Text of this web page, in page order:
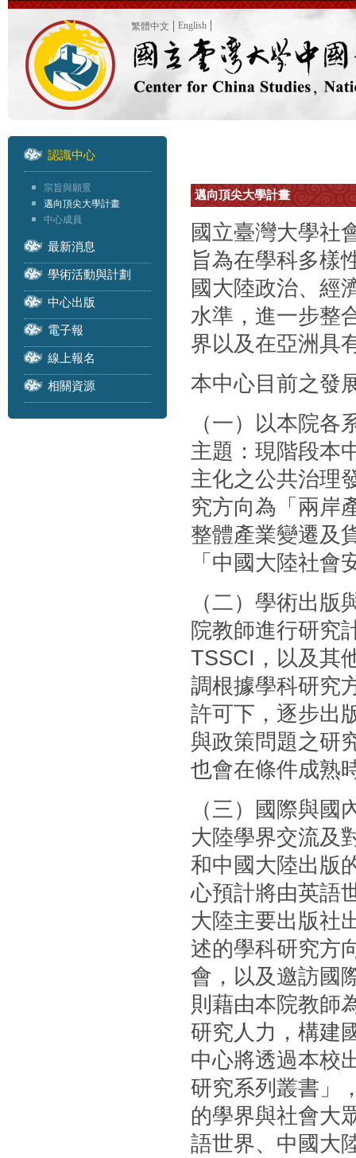
繁體中文 English
認識中心
宗旨與願景
邁向頂尖大學計畫
中心成員
最新消息
學術活動與計劃
中心出版
電子報
線上報名
相關資源
邁向頂尖大學計畫
國立臺灣大學社
旨為在學科多樣
國大陸政治、經
水準，進一步整
界以及在亞洲具
本中心目前之發
（一）以本院
主題：現階段本
主化之公共治理
究方向為「兩岸
整體產業變遷及
「中國大陸社會
（二）學術出
院教師進行研究
TSSCI，以及其
調根據學科研究
許可下，逐步出
與政策問題之研
也會在條件成熟
（三）國際與
大陸學界交流及
和中國大陸出版
心預計將由英語
大陸主要出版社
述的學科研究方
會，以及邀訪國
則藉由本院教師
研究人力，構建
中心將透過本校
研究系列叢書」
的學界與社會大
語世界、中國大